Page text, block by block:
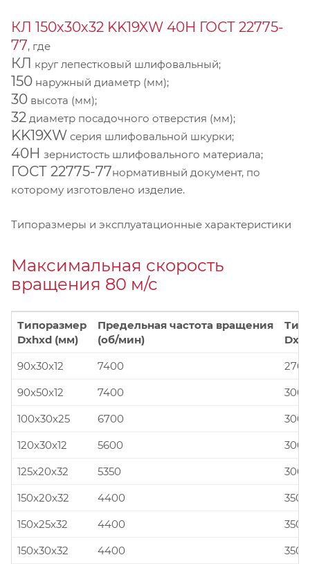
КЛ 150х30х32 KK19XW 40Н ГОСТ 22775-
77, где
КЛ круг лепестковый шлифовальный;
150 наружный диаметр (мм);
30 высота (мм);
32 диаметр посадочного отверстия (мм);
KK19XW серия шлифовальной шкурки;
40Н зернистость шлифовального материала;
ГОСТ 22775-77нормативный документ, по
которому изготовлено изделие.
Типоразмеры и эксплуатационные характеристики
Максимальная скорость
вращения 80 м/с
Типоразмер
Dxhxd (мм)
Предельная частота вращения
(об/мин)
90x30x12
7400
90x50x12
7400
100x30x25
6700
120x30x12
5600
125x20x32
5350
150x20x32
4400
150x25x32
4400
150x30x32
4400